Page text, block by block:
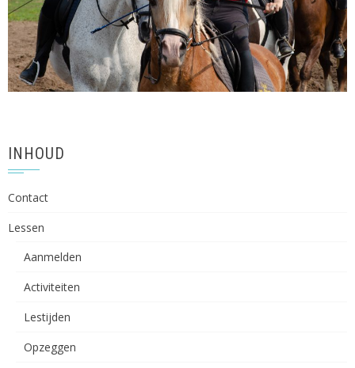
INHOUD
Contact
Lessen
Aanmelden
Activiteiten
Lestijden
Opzeggen